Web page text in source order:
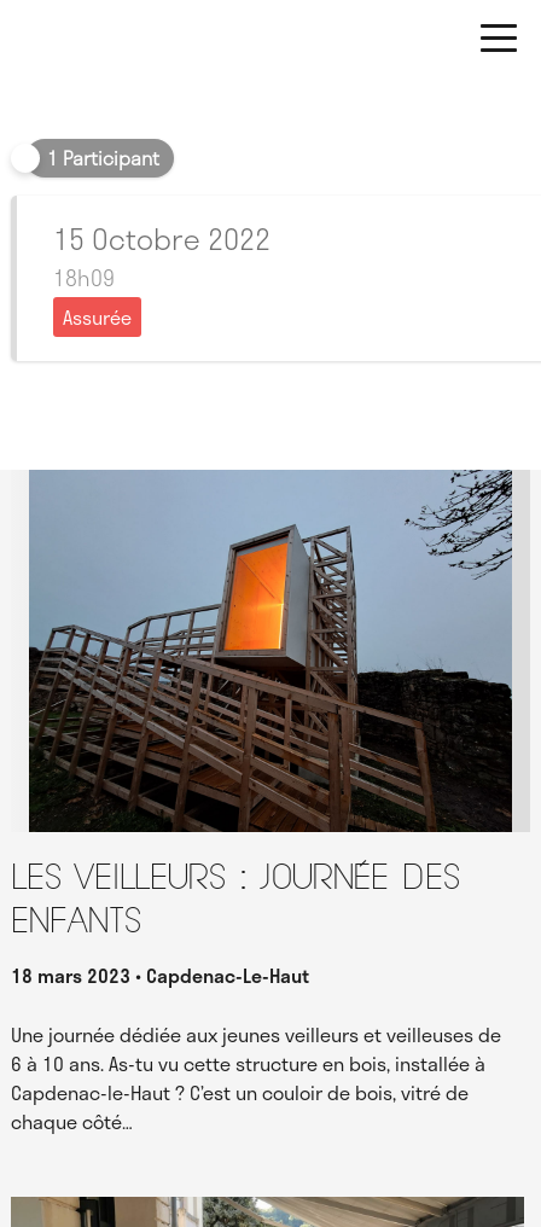
1 Participant
15 Octobre 2022
18h09
Assurée
Les Veilleurs : journée des
enfants
18 mars 2023 Capdenac-Le-Haut
Une journée dédiée aux jeunes veilleurs et veilleuses de
6 à 10 ans. As-tu vu cette structure en bois, installée à
Capdenac-le-Haut ? C’est un couloir de bois, vitré de
chaque côté…